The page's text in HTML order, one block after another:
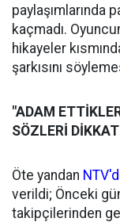
paylaşımlarında
kaçmadı.
hikayeler
şarkısını
"ADAM
SÖZLERİ
Öte yandan
verildi; Önceki
takipçilerinden